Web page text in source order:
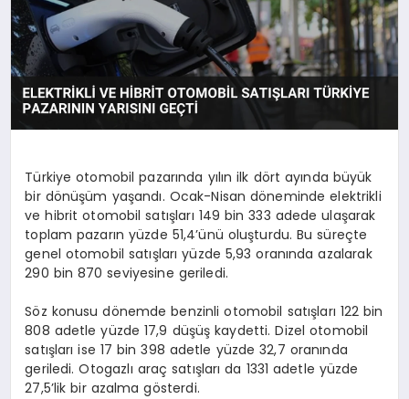
GÜNDEM
Türkiye otomobil pazarında yılın ilk dört ayında büyük
bir dönüşüm yaşandı. Ocak-Nisan döneminde elektrikli
ve hibrit otomobil satışları 149 bin 333 adede ulaşarak
toplam pazarın yüzde 51,4’ünü oluşturdu. Bu süreçte
genel otomobil satışları yüzde 5,93 oranında azalarak
290 bin 870 seviyesine geriledi.
Söz konusu dönemde benzinli otomobil satışları 122 bin
808 adetle yüzde 17,9 düşüş kaydetti. Dizel otomobil
satışları ise 17 bin 398 adetle yüzde 32,7 oranında
geriledi. Otogazlı araç satışları da 1331 adetle yüzde
27,5’lik bir azalma gösterdi.